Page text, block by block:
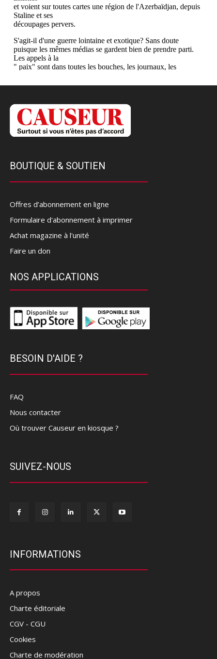
BOUTIQUE & SOUTIEN
Offres d’abonnement en ligne
Formulaire d'abonnement à imprimer
Achat magazine à l'unité
Faire un don
NOS APPLICATIONS
BESOIN D'AIDE ?
FAQ
Nous contacter
Où trouver Causeur en kiosque ?
SUIVEZ-NOUS
INFORMATIONS
A propos
Charte éditoriale
CGV - CGU
Cookies
Charte de modération